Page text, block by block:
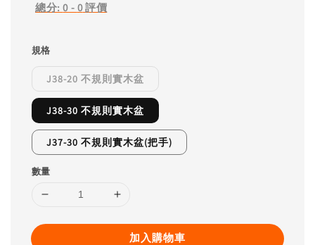
總分:0 - 0評價
規格
J38-20 不規則實木盆
J38-30 不規則實木盆
J37-30 不規則實木盆(把手)
數量
加入購物車